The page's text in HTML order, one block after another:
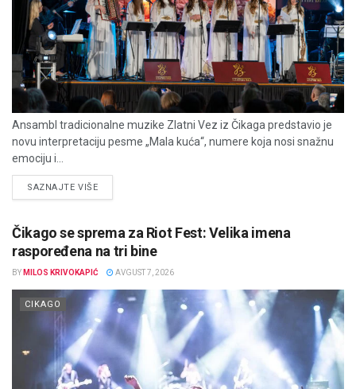
Ansambl tradicionalne muzike Zlatni Vez iz Čikaga predstavio je
novu interpretaciju pesme „Mala kuća“, numere koja nosi snažnu
emociju i...
SAZNAJTE VIŠEDETAILS
Čikago se sprema za Riot Fest: Velika imena
raspoređena na tri bine
BY MILOS KRIVOKAPIĆ AVGUST 7, 2026
CIKAGO